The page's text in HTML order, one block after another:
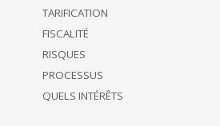
TARIFICATION
FISCALITÉ
RISQUES
PROCESSUS
QUELS INTÉRÊTS